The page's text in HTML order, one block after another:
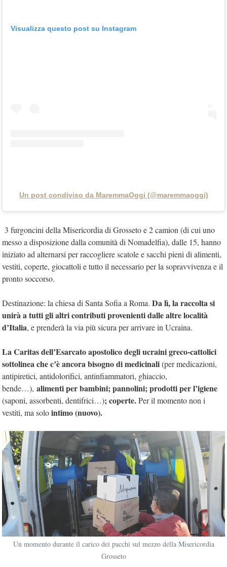
Visualizza questo post su Instagram
Un post condiviso da MaremmaOggi (@maremmaoggi)
3 furgoncini della Misericordia di Grosseto e 2 camion (di cui uno
messo a disposizione dalla comunità di Nomadelfia), dalle 15, hanno
iniziato ad alternarsi per raccogliere scatole e sacchi pieni di alimenti,
vestiti, coperte, giocattoli e tutto il necessario per la sopravvivenza e il
pronto soccorso.
Destinazione: la chiesa di Santa Sofia a Roma. Da lì, la raccolta si
unirà a tutti gli altri contributi provenienti dalle altre località
d’Italia, e prenderà la via più sicura per arrivare in Ucraina.
La Caritas dell’Esarcato apostolico degli ucraini greco-cattolici
sottolinea che c’è ancora bisogno di medicinali(per medicazioni,
antipiretici, antidolorifici, antinfiammatori, ghiaccio,
bende…), alimenti per bambini; pannolini; prodotti per l’igiene
(saponi, assorbenti, dentifrici…); coperte.Per il momento non i
vestiti, ma solointimo (nuovo).
Un momento durante il carico dei pacchi sul mezzo della Misericordia
Grosseto